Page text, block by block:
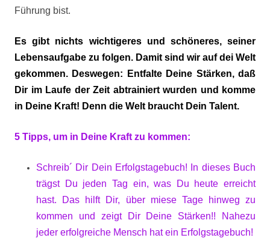
Führung bist.
Es gibt nichts wichtigeres und schöneres, seiner
Lebensaufgabe zu folgen. Damit sind wir auf dei Welt
gekommen. Deswegen: Entfalte Deine Stärken, daß
Dir im Laufe der Zeit abtrainiert wurden und komme
in Deine Kraft! Denn die Welt braucht Dein Talent.
5 Tipps, um in Deine Kraft zu kommen:
Schreib´ Dir Dein Erfolgstagebuch! In dieses Buch
trägst Du jeden Tag ein, was Du heute erreicht
hast. Das hilft Dir, über miese Tage hinweg zu
kommen und zeigt Dir Deine Stärken!! Nahezu
jeder erfolgreiche Mensch hat ein Erfolgstagebuch!